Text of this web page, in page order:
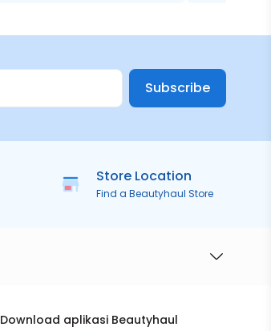
Subscribe
Store Location
Find a Beautyhaul Store
Download aplikasi Beautyhaul